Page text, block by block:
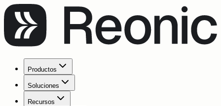
Productos
Soluciones
Recursos